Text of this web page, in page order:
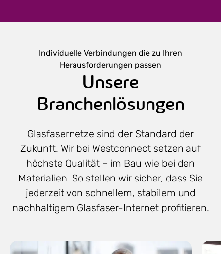
Individuelle Verbindungen die zu Ihren
Herausforderungen passen
Unsere
Branchenlösungen
Glasfasernetze sind der Standard der
Zukunft. Wir bei Westconnect setzen auf
höchste Qualität – im Bau wie bei den
Materialien. So stellen wir sicher, dass Sie
jederzeit von schnellem, stabilem und
nachhaltigem Glasfaser-Internet profitieren.